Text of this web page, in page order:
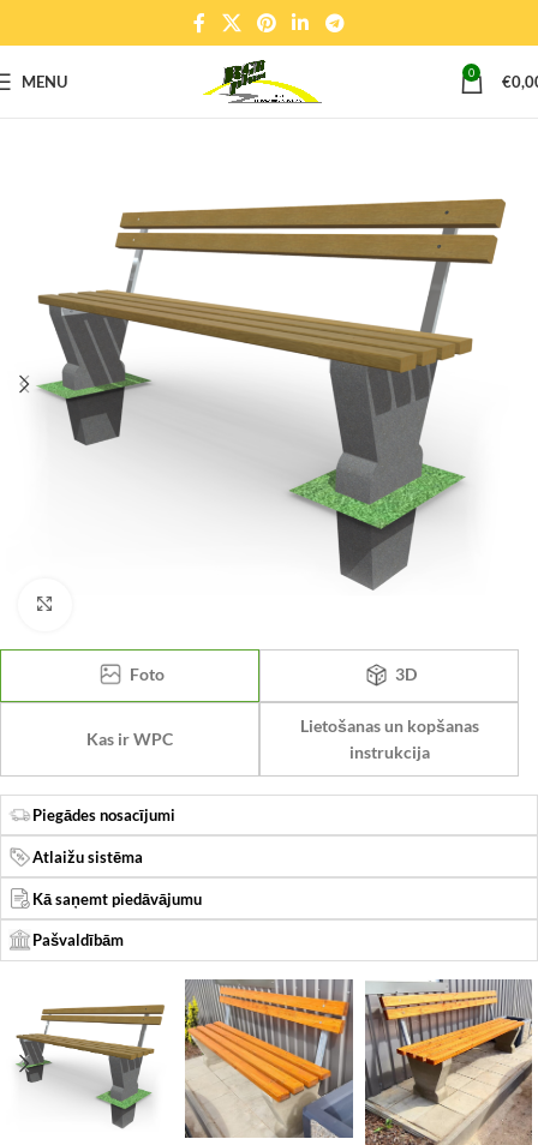
MENU 0 €
Foto 3D
Kas ir WPC
Lietošanas un kopšanas
instrukcija
Piegādes nosacījumi
Atlaižu sistēma
Kā saņemt piedāvājumu
Pašvaldībām